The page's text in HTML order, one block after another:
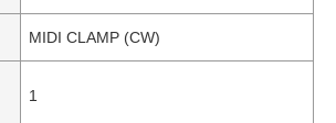
MIDI CLAMP (CW)
1